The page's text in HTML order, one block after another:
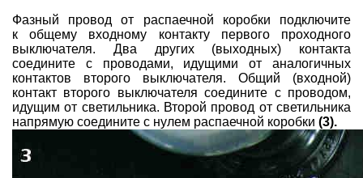
Фазный провод от распаечной коробки подключите
к общему входному контакту первого проходного
выключателя. Два других (выходных) контакта
соедините с проводами, идущими от аналогичных
контактов второго выключателя. Общий (входной)
контакт второго выключателя соедините с проводом,
идущим от светильника. Второй провод от светильника
напрямую соедините с нулем распаечной коробки (3).